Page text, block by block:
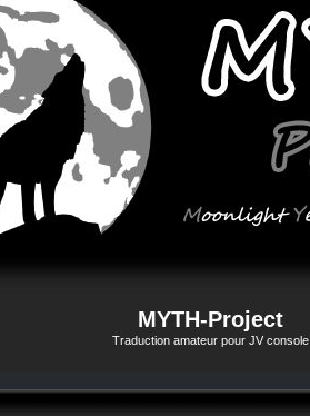
MYTH-Project
Traduction amateur pour JV console